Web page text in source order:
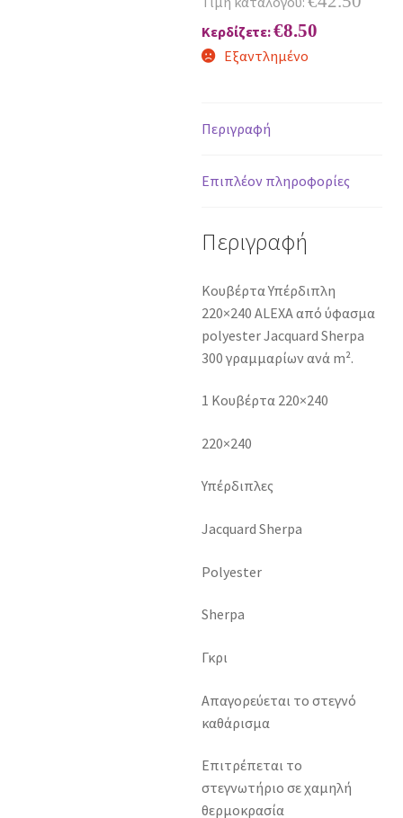
Κερδίζετε:€8.50
Εξαντλημένο
Περιγραφή
Επιπλέον πληροφορίες
Περιγραφή
Κουβέρτα Υπέρδιπλη
220×240 ALEXA από ύφασμα
polyester Jacquard Sherpa
300 γραμμαρίων ανά m².
1 Κουβέρτα 220×240
220×240
Υπέρδιπλες
Jacquard Sherpa
Polyester
Sherpa
Γκρι
Απαγορεύεται το στεγνό
καθάρισμα
Επιτρέπεται το
στεγνωτήριο σε χαμηλή
θερμοκρασία